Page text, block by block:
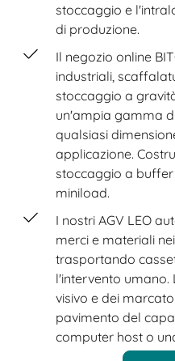
stoccaggio e
di produzione.
Il negozio online
industriali,
stoccaggio a
un'ampia gamma
qualsiasi
applicazione.
stoccaggio a
miniload.
I nostri AGV LEO
merci e materiali
trasportando
l'intervento umano.
visivo e dei
pavimento del
computer host o